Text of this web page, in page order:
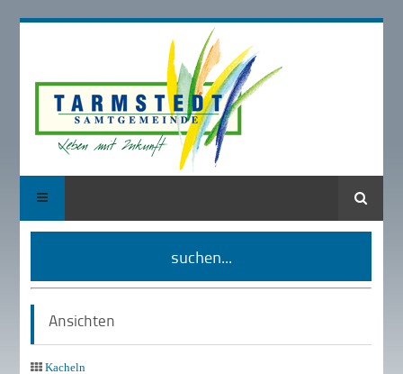
Suche
suchen...
Ansichten
Kacheln